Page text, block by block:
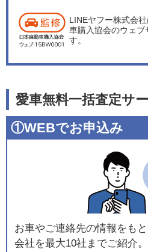
LINEヤフー株式会
車購入協会のウェブ
す。
愛車無料一括査定サ
①WEBでお申込み
お車やご連絡先の情報をも
会社を最大10社までご紹介